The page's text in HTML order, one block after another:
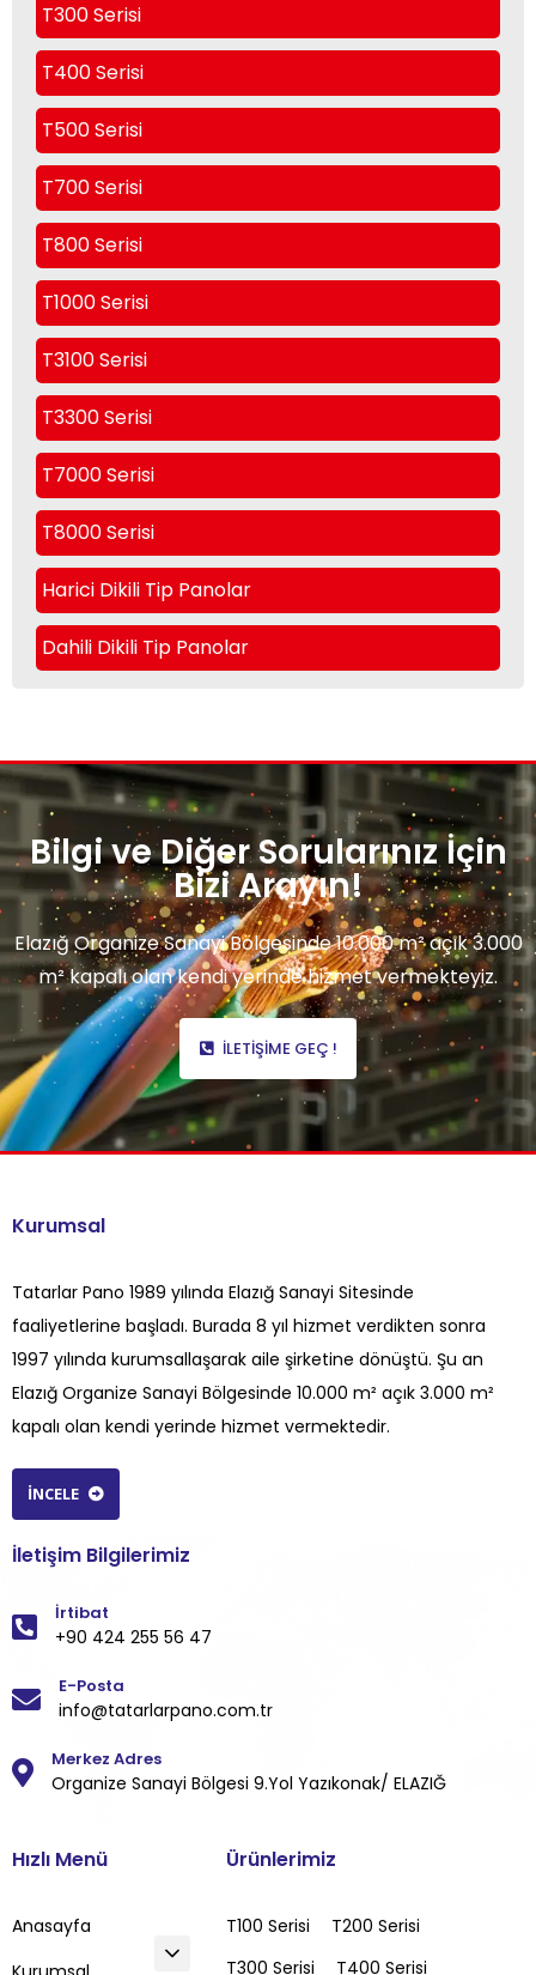
T300 Serisi
T400 Serisi
T500 Serisi
T700 Serisi
T800 Serisi
T1000 Serisi
T3100 Serisi
T3300 Serisi
T7000 Serisi
T8000 Serisi
Harici Dikili Tip Panolar
Dahili Dikili Tip Panolar
Bilgi ve Diğer Sorularınız İçin
Bizi Arayın!
Elazığ Organize Sanayi Bölgesinde 10.000 m² açık 3.000
m² kapalı olan kendi yerinde hizmet vermekteyiz.
İLETIŞIME GEÇ !
Kurumsal
Tatarlar Pano 1989 yılında Elazığ Sanayi Sitesinde
faaliyetlerine başladı. Burada 8 yıl hizmet verdikten sonra
1997 yılında kurumsallaşarak aile şirketine dönüştü. Şu an
Elazığ Organize Sanayi Bölgesinde 10.000 m² açık 3.000 m²
kapalı olan kendi yerinde hizmet vermektedir.
İNCELE
İletişim Bilgilerimiz
İrtibat
+90 424 255 56 47
E-Posta
info@tatarlarpano.com.tr
Merkez Adres
Organize Sanayi Bölgesi 9.Yol Yazıkonak/ ELAZIĞ
Hızlı Menü
Anasayfa
Ürünlerimiz
T100 Serisi
T200 Serisi
T300 Serisi
T400 Serisi